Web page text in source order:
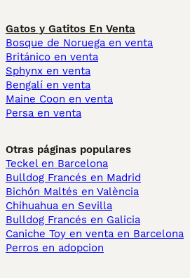
Gatos y Gatitos En Venta
Bosque de Noruega en venta
Británico en venta
Sphynx en venta
Bengalí en venta
Maine Coon en venta
Persa en venta
Otras páginas populares
Teckel en Barcelona
Bulldog Francés en Madrid
Bichón Maltés en València
Chihuahua en Sevilla
Bulldog Francés en Galicia
Caniche Toy en venta en Barcelona
Perros en adopcion